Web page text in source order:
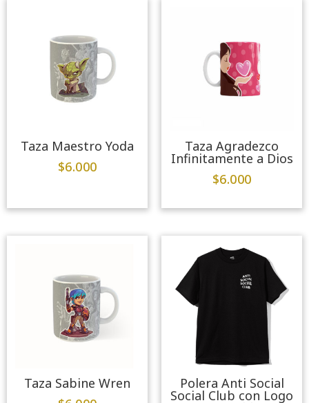
Taza Maestro Yoda
$6.000
Taza Agradezco
Infinitamente a Dios
$6.000
Taza Sabine Wren
Polera Anti Social
Social Club con Logo